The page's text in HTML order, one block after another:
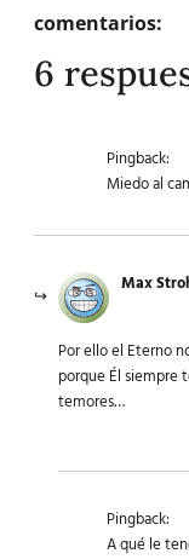
comentarios:
6
Pingback:
Miedo al
Max
Por ello el Eterno
porque Él siempre
temores…
Pingback:
A qué le